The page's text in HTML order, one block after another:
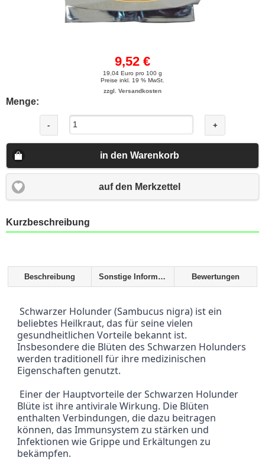
9,52 €
19,04 Euro pro 100 g
Preise inkl. 19 % MwSt.
zzgl. Versandkosten
Menge:
- +
in den Warenkorb
auf den Merkzettel
Kurzbeschreibung
Beschreibung Sonstige Informationen Bewertungen
Schwarzer Holunder (Sambucus nigra) ist ein
beliebtes Heilkraut, das für seine vielen
gesundheitlichen Vorteile bekannt ist.
Insbesondere die Blüten des Schwarzen Holunders
werden traditionell für ihre medizinischen
Eigenschaften genutzt.
Blüte ist ihre antivirale Wirkung. Die Blüten
enthalten Verbindungen, die dazu beitragen
können, das Immunsystem zu stärken und
Infektionen wie Grippe und Erkältungen zu
bekämpfen.